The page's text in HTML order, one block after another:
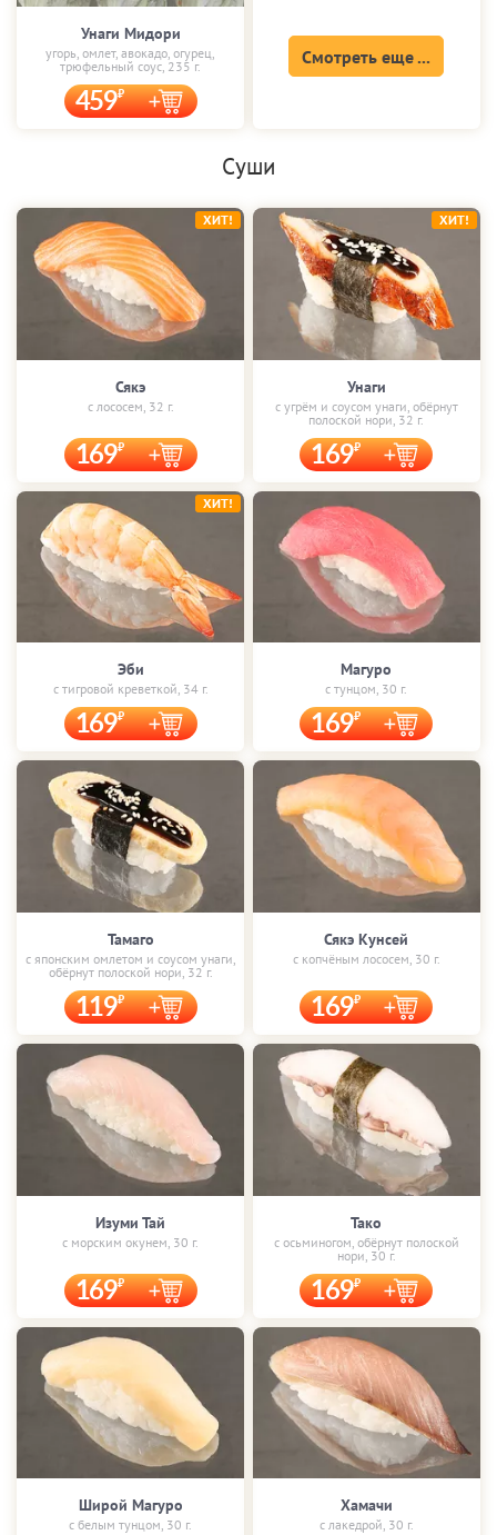
Унаги Мидори
угорь, омлет, авокадо, огурец,
трюфельный соус, 235 г.
459
Смотреть еще ...
Суши
Сякэ
с лососем, 32 г.
169
ХИТ!
Унаги
с угрём и соусом унаги, обёрнут
полоской нори, 32 г.
169
ХИТ!
Эби
с тигровой креветкой, 34 г.
169
ХИТ!
Магуро
с тунцом, 30 г.
169
Тамаго
с японским омлетом и соусом унаги,
обёрнут полоской нори, 32 г.
119
Сякэ Кунсей
с копчёным лососем, 30 г.
169
Изуми Тай
с морским окунем, 30 г.
169
Тако
с осьминогом, обёрнут полоской
нори, 30 г.
169
Широй Магуро
с белым тунцом, 30 г.
Хамачи
с лакедрой, 30 г.